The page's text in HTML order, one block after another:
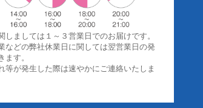
しましては１～３営業日でのお届けです。
などの弊社休業日に関しては翌営業日の発
す。
等が発生した際は速やかにご連絡いたしま